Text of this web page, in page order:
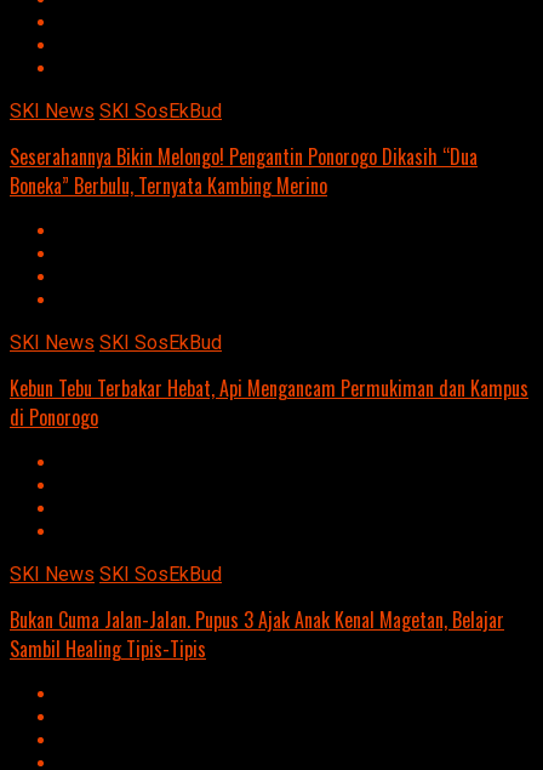
SKI News SKI SosEkBud
Seserahannya Bikin Melongo! Pengantin Ponorogo Dikasih “Dua
Boneka” Berbulu, Ternyata Kambing Merino
SKI News SKI SosEkBud
Kebun Tebu Terbakar Hebat, Api Mengancam Permukiman dan Kampus
di Ponorogo
SKI News SKI SosEkBud
Bukan Cuma Jalan-Jalan. Pupus 3 Ajak Anak Kenal Magetan, Belajar
Sambil Healing Tipis-Tipis